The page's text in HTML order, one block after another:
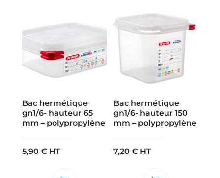
Bac hermétique
gn1/6- hauteur 65
mm – polypropylène
5,90 € HT
Bac hermétique
gn1/6- hauteur 150
mm – polypropylène
7,20€ HT